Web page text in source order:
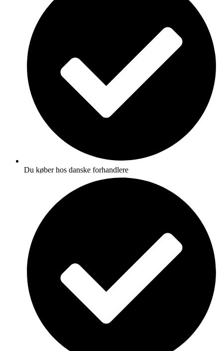
Du køber hos danske forhandlere